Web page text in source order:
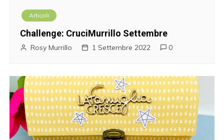
Articoli
Challenge: CruciMurrillo Settembre
Rosy Murrillo 1 Settembre 2022 0